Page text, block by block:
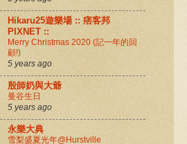
Hikaru25遊樂場 :: 痞客邦
PIXNET ::
Merry Christmas 2020 (記一年的回
顧!)
5 years ago
殷師奶與大爺
曼谷生日
5 years ago
永樂大典
雪梨盛夏光年@Hurstville